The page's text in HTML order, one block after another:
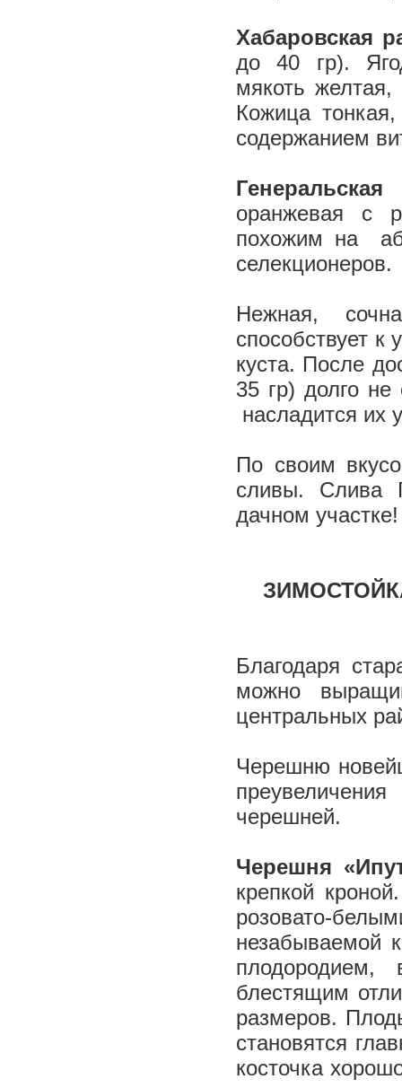
Хабаровская
до 40 гр).
мякоть
Кожица
содержанием
Генеральская
оранжевая с
похожим на
селекционеров.
Нежная,
способствует
куста. После
35 гр) долго
насладится их
По своим
сливы. Слива
дачном участке!
Благодаря
можно
центральных
Черешню
черешней.
Черешня
крепкой
розовато-
незабываемой
плодородием,
блестящим
размеров.
становятся
косточка